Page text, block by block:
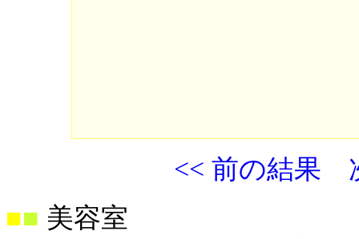
<< 前の結果
■ 美容室